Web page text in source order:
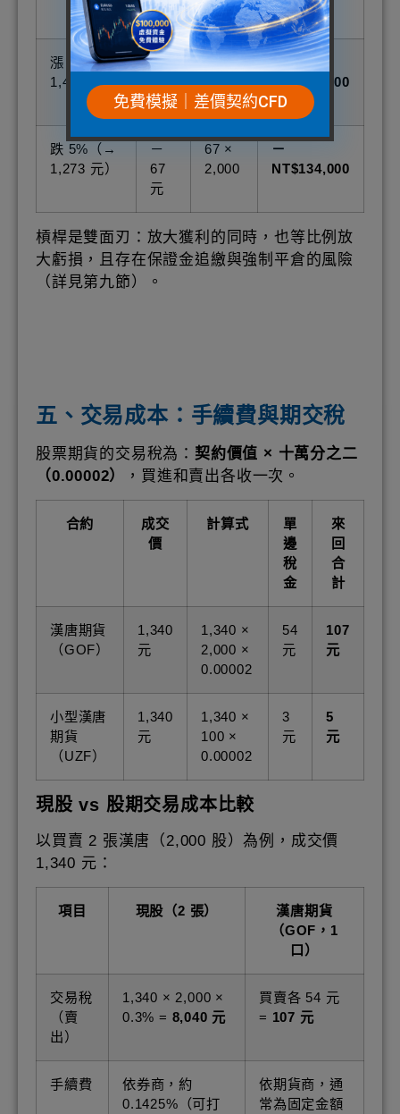
動
漲 5%（→
1,407 元）
＋
67
元
67 ×
2,000
＋
NT$134,000
跌 5%（→
1,273 元）
－
67
元
67 ×
2,000
－
NT$134,000
槓桿是雙面刃：放大獲利的同時，也等比例放
大虧損，且存在保證金追繳與強制平倉的風險
（詳見第九節）。
五、交易成本：手續費與期交稅
股票期貨的交易稅為： 契約價值 × 十萬分之二
（0.00002）
，買進和賣出各收一次。
合約
成交
價
計算式
單
邊
稅
金
來
回
合
計
漢唐期貨
（GOF）
1,340
元
1,340 ×
2,000 ×
0.00002
54
元
107
元
小型漢唐
期貨
（UZF）
1,340
元
1,340 ×
100 ×
0.00002
3
元
5
元
現股 vs 股期交易成本比較
以買賣 2 張漢唐（2,000 股）為例，成交價
1,340 元：
項目 現股（2 張）
漢唐期貨
（GOF，1
口）
交易稅
（賣
出）
1,340 × 2,000 ×
0.3% = 8,040 元
買賣各 54 元
= 107 元
手續費
依券商，約
0.1425%（可打
依期貨商，通
常為固定金額
免費模擬｜差價契約CFD